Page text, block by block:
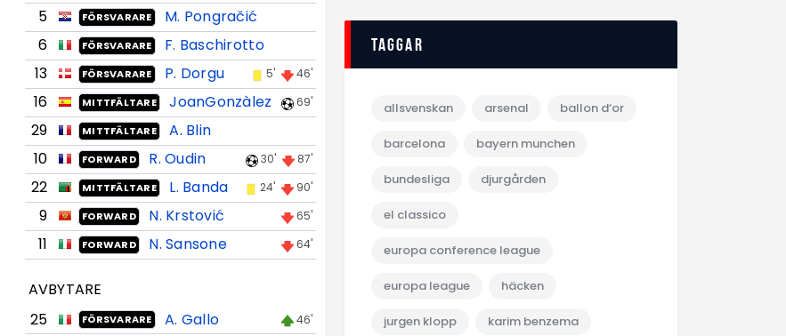
5
FÖRSVARARE
M. Pongračić
6
FÖRSVARARE
F. Baschirotto
13
FÖRSVARARE P. Dorgu 5' 46'
16 MITTFÄLTARE JoanGonzàlez 69'
29 MITTFÄLTARE
A. Blin
10
FORWARD R. Oudin 30' 87'
22 MITTFÄLTARE L. Banda 24' 90'
9 FORWARD N. Krstović 65'
11 FORWARD N. Sansone 64'
AVBYTARE
25
FÖRSVARARE A. Gallo 46'
Taggar
allsvenskan arsenal ballon d‘or
barcelona bayern munchen
bundesliga djurgården
el classico
europa conference league
europa league häcken
jurgen klopp karim benzema